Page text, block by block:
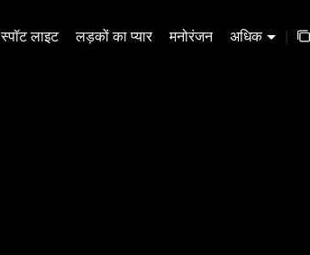
स्पॉट लाइट लड़कों का प्यार मनोरंजन अधिक |